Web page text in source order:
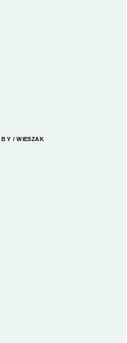
/ WIESZAK